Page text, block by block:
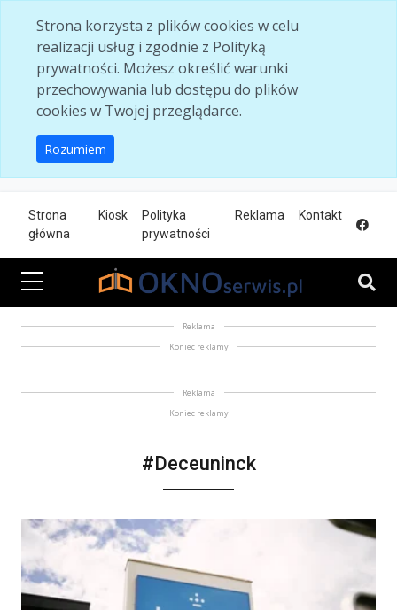
Strona korzysta z plików cookies w celu
realizacji usług i zgodnie z Polityką
prywatności. Możesz określić warunki
przechowywania lub dostępu do plików
cookies w Twojej przeglądarce.
Rozumiem
Strona
główna
Kiosk
Polityka
prywatności
Reklama Kontakt
Reklama
Koniec reklamy
Reklama
Koniec reklamy
#Deceuninck